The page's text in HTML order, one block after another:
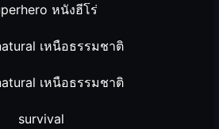
หนังฮีโร่
เหนือธรรมชาติ
เหนือธรรมชาติ
survival